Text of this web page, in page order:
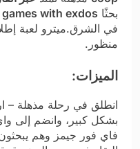
بحثًا with exdos
في الشرق.ميترو لعبة
منظور.
الميزات:
انطلق في رحلة مذهلة –
بشكل كبير، وانضم إلى
فاي فور جيمز وهم